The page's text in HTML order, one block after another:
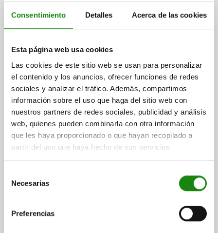
Consentimiento Detalles Acerca de las cookies
Esta página web usa cookies
Las cookies de este sitio web se usan para personalizar
el contenido y los anuncios, ofrecer funciones de redes
sociales y analizar el tráfico. Además, compartimos
información sobre el uso que haga del sitio web con
nuestros partners de redes sociales, publicidad y análisis
web, quienes pueden combinarla con otra información
que les haya proporcionado o que hayan recopilado a
partir del uso que haya hecho de sus servicios.
Necesarias
Preferencias
PIEZA PRESIÓN CON RESORTE DEL MUELLE
INOXIDABLE, COMP:POM
MATERIAL DEL COMPONENTE=POM
DIÁMETRO EXTERIOR=4
LONGITUD=10,7
D1=2,8 D2=4,6 L1=0,9 L2=1,8 L3=5,6
CARRERA=2,7 FUERZA DEL MUELLE INICIAL F1 APROX. N=3
FUERZA DEL MUELLE FINAL F2 APROX. N=8,2
Referencia:03077-204
$60.80
más IVA.
DETALLES
03077